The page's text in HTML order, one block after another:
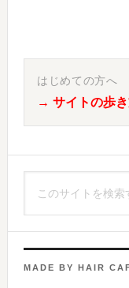
最
イ
バ
ー
はじめての方へ
→ サイトの歩
ト
MADE BY HAIR